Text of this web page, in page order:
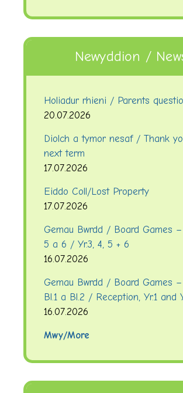
Newyddion /
Holiadur rhieni / Parents
20.07.2026
Diolch a tymor nesaf / Thank
next term
17.07.2026
Eiddo Coll/Lost Property
17.07.2026
Gemau Bwrdd / Board Games –
5 a 6 / Yr.3, 4, 5 + 6
16.07.2026
Gemau Bwrdd / Board Games
Bl.1 a Bl.2 / Reception, Yr.1 and
16.07.2026
Mwy/More